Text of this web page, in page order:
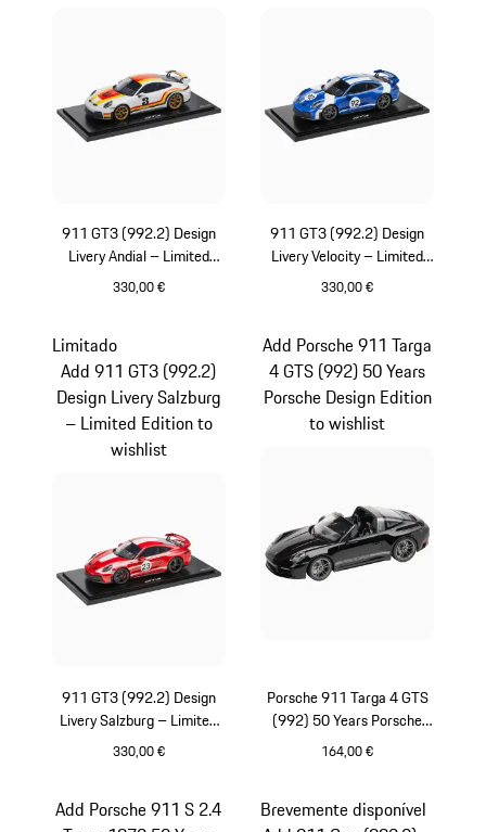
911 GT3 (992.2) Design
Livery Andial – Limited
Edition
330,00 €
911 GT3 (992.2) Design
Livery Velocity – Limited
Edition
330,00 €
911 GT3 (992.2) Design
Livery Salzburg – Limited
Edition
330,00 €
Limitado
Add 911 GT3 (992.2)
Design Livery Salzburg
– Limited Edition to
wishlist
Porsche 911 Targa 4 GTS
(992) 50 Years Porsche
Design Edition
164,00 €
Add Porsche 911 Targa
4 GTS (992) 50 Years
Porsche Design Edition
to wishlist
Add Porsche 911 S 2.4
Brevemente disponível